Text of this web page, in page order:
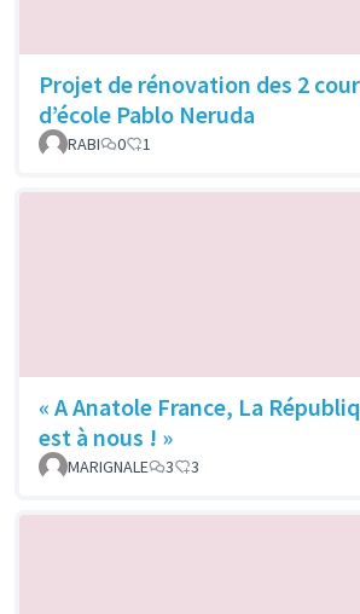
Projet de rénovation des 2
d’école Pablo Neruda
RABI 0 1
« A Anatole France, La
est à nous ! »
MARIGNALE 3 3